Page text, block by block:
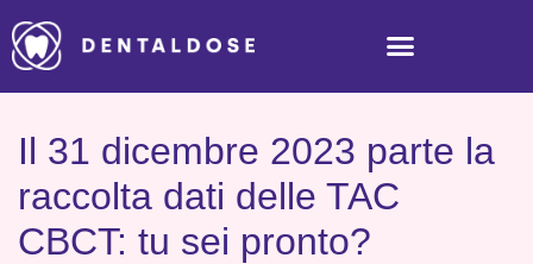
Il 31 dicembre 2023 parte la
raccolta dati delle TAC
CBCT: tu sei pronto?